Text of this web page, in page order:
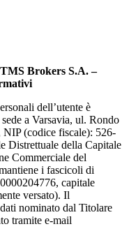
Brokers S.A. –
dell’utente è
a Varsavia, ul. Rondo
(codice fiscale): 526-
Distrettuale della Capitale
Commerciale del
i fascicoli di
capitale
versato). Il
nominato dal Titolare
tramite e-mail